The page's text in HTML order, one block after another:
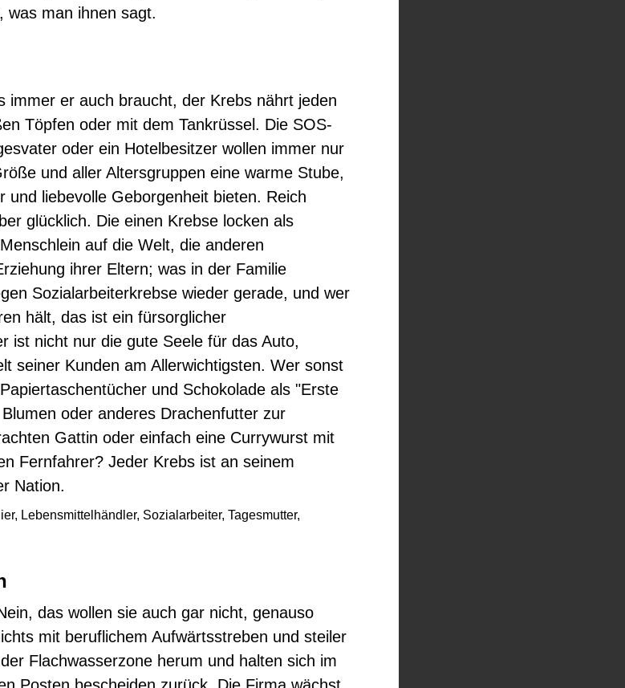
was man ihnen sagt.
immer er auch braucht, der Krebs nährt jeden
Töpfen oder mit dem Tankrüssel. Die SOS-
oder ein Hotelbesitzer wollen immer nur
und aller Altersgruppen eine warme Stube,
und liebevolle Geborgenheit bieten. Reich
glücklich. Die einen Krebse locken als
auf die Welt, die anderen
ihrer Eltern; was in der Familie
Sozialarbeiterkrebse wieder gerade, und wer
hält, das ist ein fürsorglicher
ist nicht nur die gute Seele für das Auto,
seiner Kunden am Allerwichtigsten. Wer sonst
und Schokolade als "Erste
oder anderes Drachenfutter zur
Gattin oder einfach eine Currywurst mit
Fernfahrer? Jeder Krebs ist an seinem
Nation.
Lebensmittelhändler, Sozialarbeiter, Tagesmutter,
das wollen sie auch gar nicht, genauso
mit beruflichem Aufwärtsstreben und steiler
Flachwasserzone herum und halten sich im